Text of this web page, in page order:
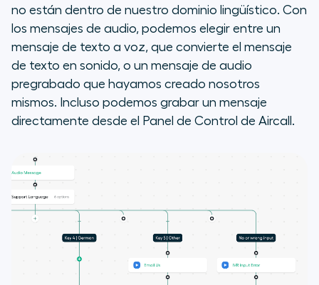
no están dentro de nuestro dominio lingüístico. Con
los mensajes de audio, podemos elegir entre un
mensaje de texto a voz, que convierte el mensaje
de texto en sonido, o un mensaje de audio
pregrabado que hayamos creado nosotros
mismos. Incluso podemos grabar un mensaje
directamente desde el Panel de Control de Aircall.